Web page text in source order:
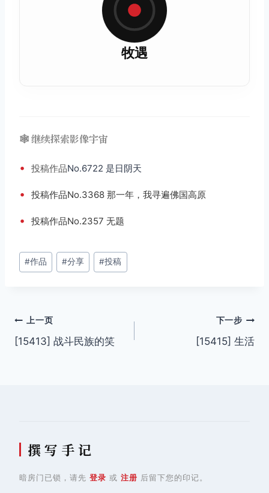
牧遇
🕸️ 继续探索影像宇宙
• 投稿作品No.6722 是日阴天
• 投稿作品No.3368 那一年，我寻遍佛国高原
• 投稿作品No.2357 无题
文
章
#作品 #分享 #投稿
文
章
上一页
[15413] 战斗民族的笑
下一步
[15415] 生活
撰 写 手 记
暗房门已锁，请先 登录 或 注册 后留下您的印记。